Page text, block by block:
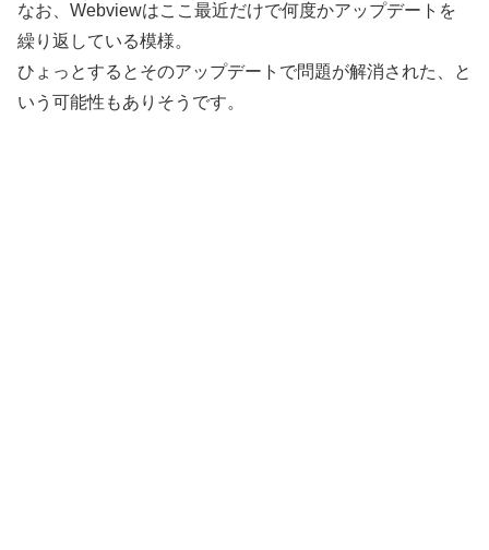
なお、Webviewはここ最近だけで何度かアップデートを
繰り返している模様。
ひょっとするとそのアップデートで問題が解消された、と
いう可能性もありそうです。